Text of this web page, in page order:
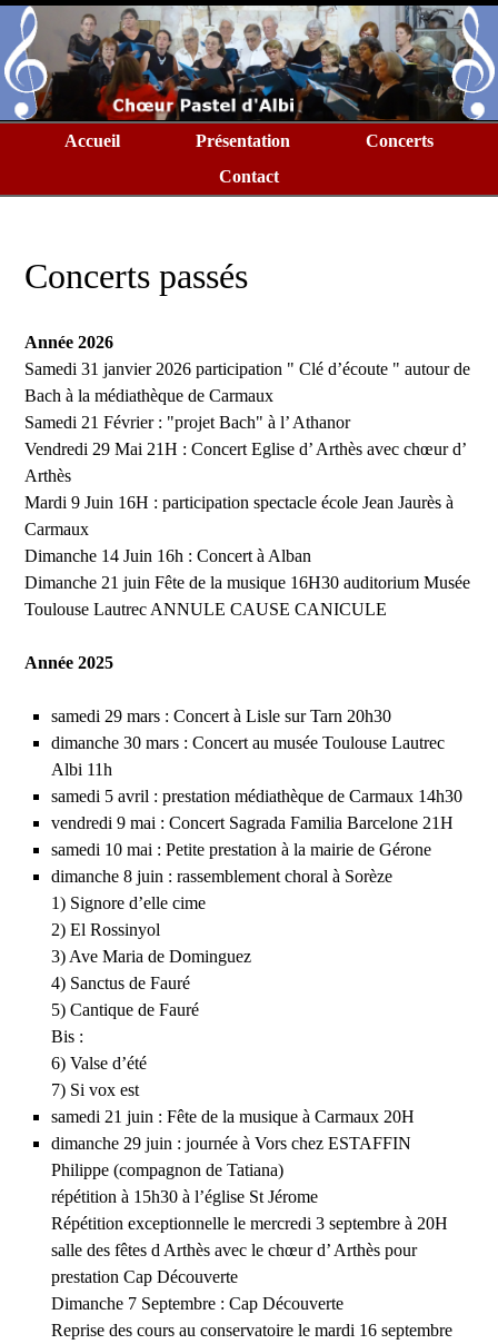
Accueil Présentation
Concerts
Contact
Concerts passés
Année 2026
Samedi 31 janvier 2026 participation " Clé d’écoute " autour de
Bach à la médiathèque de Carmaux
Samedi 21 Février : "projet Bach" à l’ Athanor
Vendredi 29 Mai 21H : Concert Eglise d’ Arthès avec chœur d’
Arthès
Mardi 9 Juin 16H : participation spectacle école Jean Jaurès à
Carmaux
Dimanche 14 Juin 16h : Concert à Alban
Dimanche 21 juin Fête de la musique 16H30 auditorium Musée
Toulouse Lautrec ANNULE CAUSE CANICULE
Année 2025
samedi 29 mars : Concert à Lisle sur Tarn 20h30
dimanche 30 mars : Concert au musée Toulouse Lautrec
Albi 11h
samedi 5 avril : prestation médiathèque de Carmaux 14h30
vendredi 9 mai : Concert Sagrada Familia Barcelone 21H
samedi 10 mai : Petite prestation à la mairie de Gérone
dimanche 8 juin : rassemblement choral à Sorèze
1) Signore d’elle cime
2) El Rossinyol
3) Ave Maria de Dominguez
4) Sanctus de Fauré
5) Cantique de Fauré
Bis :
6) Valse d’été
7) Si vox est
samedi 21 juin : Fête de la musique à Carmaux 20H
dimanche 29 juin : journée à Vors chez ESTAFFIN
Philippe (compagnon de Tatiana)
répétition à 15h30 à l’église St Jérome
Répétition exceptionnelle le mercredi 3 septembre à 20H
salle des fêtes d Arthès avec le chœur d’ Arthès pour
prestation Cap Découverte
Dimanche 7 Septembre : Cap Découverte
Reprise des cours au conservatoire le mardi 16 septembre